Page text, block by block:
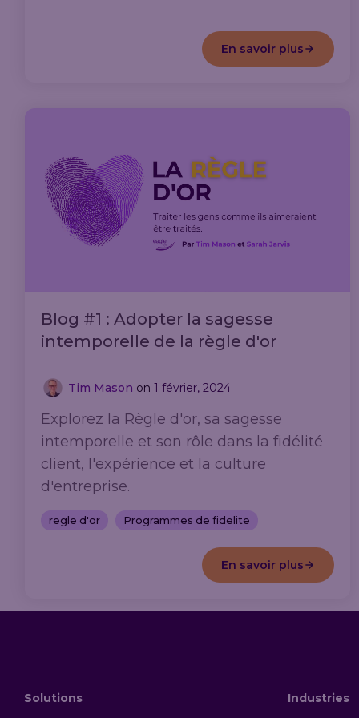
En savoir plus
Blog #1 : Adopter la sagesse
intemporelle de la règle d'or
Tim Mason on 1 février, 2024
Explorez la Règle d'or, sa sagesse
intemporelle et son rôle dans la fidélité
client, l'expérience et la culture
d'entreprise.
regle d'or Programmes de fidelite
En savoir plus
Solutions
Industries